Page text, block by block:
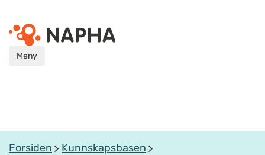
Meny
Forsiden
Kunnskapsbasen